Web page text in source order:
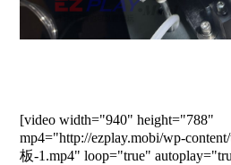
[video width="940" height="788"
mp4="http://ezplay.mobi/wp-
板-1.mp4" loop="true"